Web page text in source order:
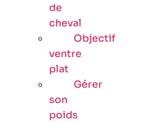
de
cheval
Objectif
ventre
plat
Gérer
son
poids